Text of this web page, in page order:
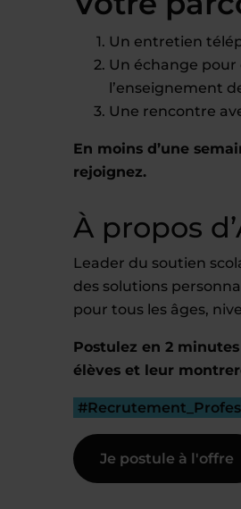
Un entretien
Un échange
l’enseignement
Une rencontre
En moins d’une
rejoignez.
À propos
Leader du soutien
des solutions
pour tous les âges,
Postulez en 2
élèves et leur
Je postule à l'offre